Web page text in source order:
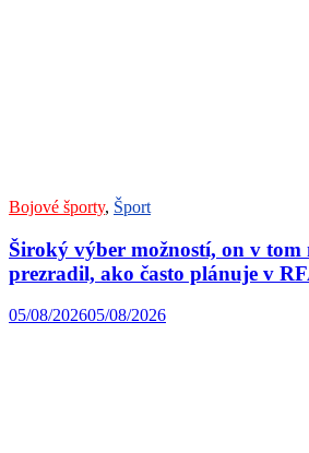
Bojové športy, Šport
Široký výber možností, on v
prezradil, ako často plánuje v
05/08/202605/08/2026